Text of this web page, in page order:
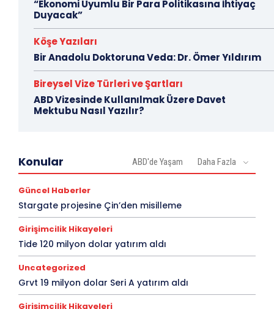
“Ekonomi Uyumlu Bir Para Politikasına İhtiyaç
Duyacak”
Köşe Yazıları
Bir Anadolu Doktoruna Veda: Dr. Ömer Yıldırım
Bireysel Vize Türleri ve Şartları
ABD Vizesinde Kullanılmak Üzere Davet
Mektubu Nasıl Yazılır?
Konular ABD'de Yaşam Daha Fazla
Güncel Haberler
Stargate projesine Çin’den misilleme
Girişimcilik Hikayeleri
Tide 120 milyon dolar yatırım aldı
Uncategorized
Grvt 19 milyon dolar Seri A yatırım aldı
Girişimcilik Hikayeleri